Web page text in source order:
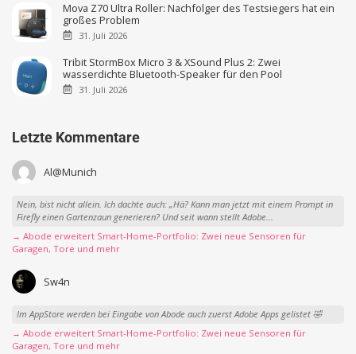
Mova Z70 Ultra Roller: Nachfolger des Testsiegers hat ein
großes Problem
31. Juli 2026
Tribit StormBox Micro 3 & XSound Plus 2: Zwei
wasserdichte Bluetooth-Speaker für den Pool
31. Juli 2026
Letzte Kommentare
Al@Munich
Nein, bist nicht allein. Ich dachte auch: „Hä? Kann man jetzt mit einem Prompt in
Firefly einen Gartenzaun generieren? Und seit wann stellt Adobe...
→ Abode erweitert Smart-Home-Portfolio: Zwei neue Sensoren für
Garagen, Tore und mehr
Sw4n
Im AppStore werden bei Eingabe von Abode auch zuerst Adobe Apps gelistet 🤣
→ Abode erweitert Smart-Home-Portfolio: Zwei neue Sensoren für
Garagen, Tore und mehr